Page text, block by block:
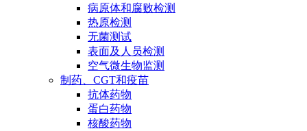
病原体和腐败检测
热原检测
无菌测试
表面及人员检测
空气微生物监测
制药、CGT和疫苗
抗体药物
蛋白药物
核酸药物